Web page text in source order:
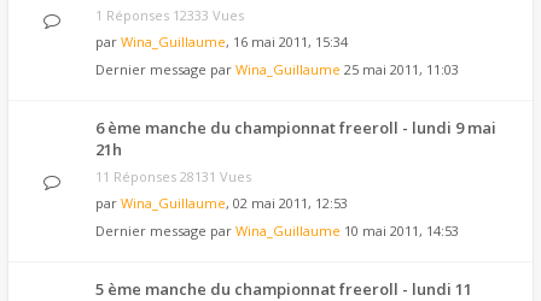
1 Réponses 12333 Vues
par Wina_Guillaume, 16 mai 2011, 15:34
Dernier message par Wina_Guillaume 25 mai 2011, 11:03
6 ème manche du championnat freeroll - lundi 9 mai
21h
11 Réponses 28131 Vues
par Wina_Guillaume, 02 mai 2011, 12:53
Dernier message par Wina_Guillaume 10 mai 2011, 14:53
5 ème manche du championnat freeroll - lundi 11